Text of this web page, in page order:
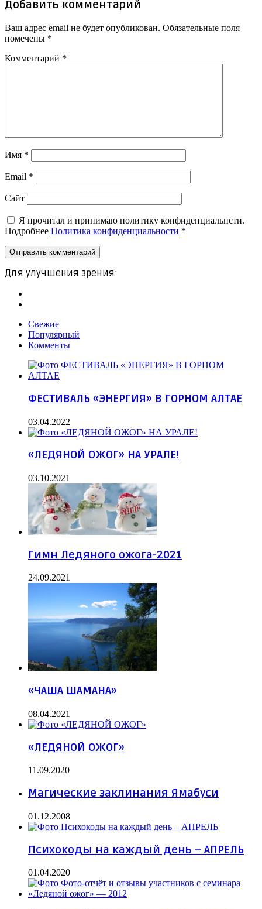
Добавить комментарий
Ваш адрес email не будет опубликован. Обязательные поля
помечены *
Комментарий *
Имя *
Email *
Сайт
Я прочитал и принимаю политику конфиденциальнсти.
Подробнее Политика конфиденциальности *
Для улучшения зрения:
Свежие
Популярный
Комменты
ФЕСТИВАЛЬ «ЭНЕРГИЯ» В ГОРНОМ АЛТАЕ
03.04.2022
«ЛЕДЯНОЙ ОЖОГ» НА УРАЛЕ!
03.10.2021
Гимн Ледяного ожога-2021
24.09.2021
«ЧАША ШАМАНА»
08.04.2021
«ЛЕДЯНОЙ ОЖОГ»
11.09.2020
Магические заклинания Ямабуси
01.12.2008
Психокоды на каждый день – АПРЕЛЬ
01.04.2020